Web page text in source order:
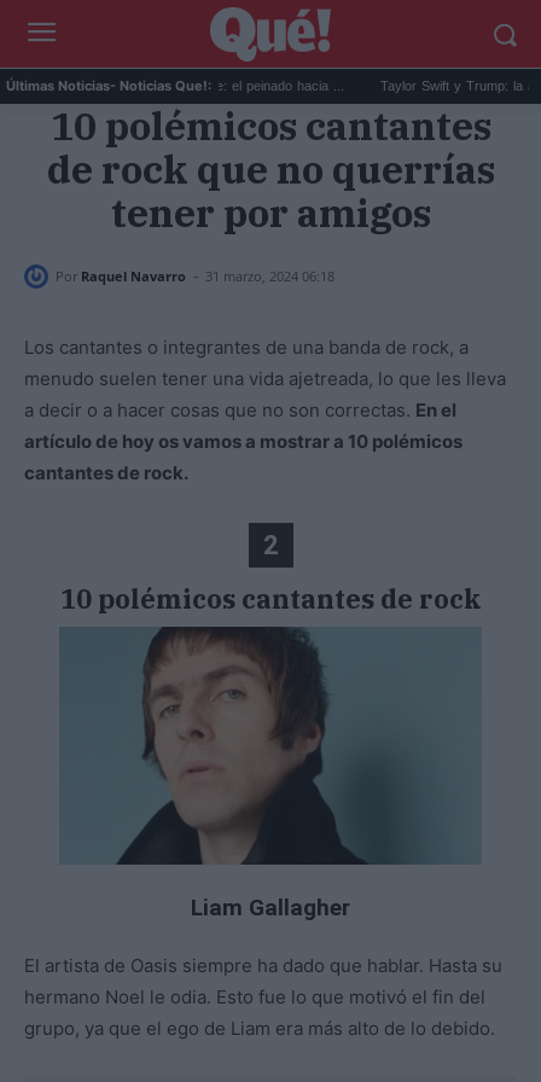
Últimas Noticias- Noticias Que!:
back para hombre: el peinado hacia ... Taylor Swift y Trump: la artista bloquea
10 polémicos cantantes
de rock que no querrías
tener por amigos
Por Raquel Navarro - 31 marzo, 2024 06:18
Los cantantes o integrantes de una banda de rock, a
menudo suelen tener una vida ajetreada, lo que les lleva
a decir o a hacer cosas que no son correctas. En el
artículo de hoy os vamos a mostrar a 10 polémicos
cantantes de rock.
2
10 polémicos cantantes de rock
Liam Gallagher
El artista de Oasis siempre ha dado que hablar. Hasta su
hermano Noel le odia. Esto fue lo que motivó el fin del
grupo, ya que el ego de Liam era más alto de lo debido.